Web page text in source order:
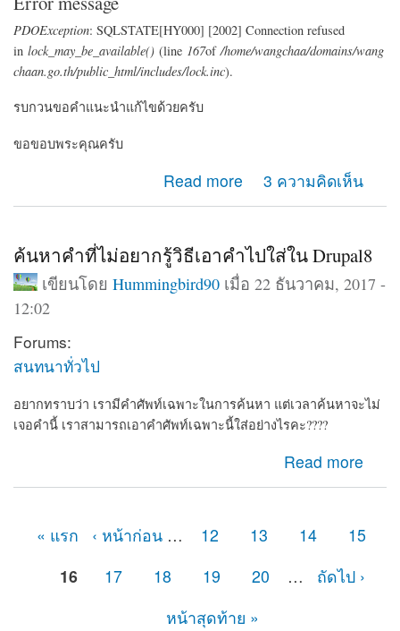
PDOException: SQLSTATE[HY000] [2002] Connection refused
in lock_may_be_available() (line 167of/home/wangchaa/domains/wang
chaan.go.th/public_html/includes/lock.inc).
รบกวนขอคำแนะนำแก้ไขด้วยครับ
ขอขอบพระคุณครับ
Read more 3 ความคิดเห็น
ค้นหาคำที่ไม่อยากรู้วิธีเอาคำไปใส่ใน Drupal8
เขียนโดย Hummingbird90เมื่อ 22 ธันวาคม, 2017 -
12:02
Forums:
สนทนาทั่วไป
อยากทราบว่า เรามีคำศัพท์เฉพาะในการค้นหา แต่เวลาค้นหาจะไม่
เจอคำนี้ เราสามารถเอาคำศัพท์เฉพาะนี้ใส่อย่างไรคะ????
Read more
about ค้นหาคำที่ไม่อยากรู้วิธีเอาคำไปใส่ใน Drupal8
« แรก ‹ หน้าก่อน … 12 13 14
15
16
17 18 19 20 …
ถัดไป ›
หน้าสุดท้าย »